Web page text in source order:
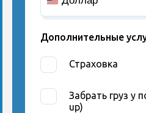
Дополнительные
Страховка
Забрать груз у
up)